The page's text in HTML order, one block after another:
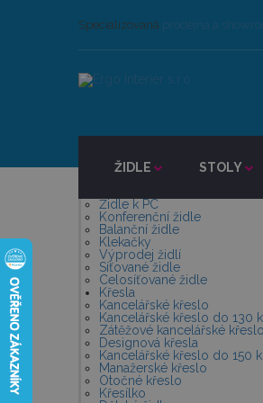
Specializovaná prodejna a
ŽIDLE STOLY
Židle
Židle k PC
Konferenční židle
Balanční židle
Klekačky
Výprodej židlí
Síťované židle
Celosíťované židle
Křesla
Kancelářské křeslo
Kancelářské křeslo do 130
Zátěžové kancelářské křeslo
Designová křesla
Kancelářské křeslo do 150
Manažerské křeslo
Otočné křeslo
Křesílko